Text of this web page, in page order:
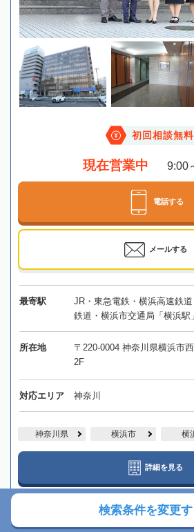
初回相談無料
現在営業中 9:00
電話する
メールする
最寄駅
JR・東急電鉄・横浜高速鉄
鉄道・横浜市交通局「横浜駅
所在地
〒220-0004 神奈川県横浜市
2F
対応エリア 神奈川
神奈川県 横浜市 横
詳細を見る
検索条件を変更